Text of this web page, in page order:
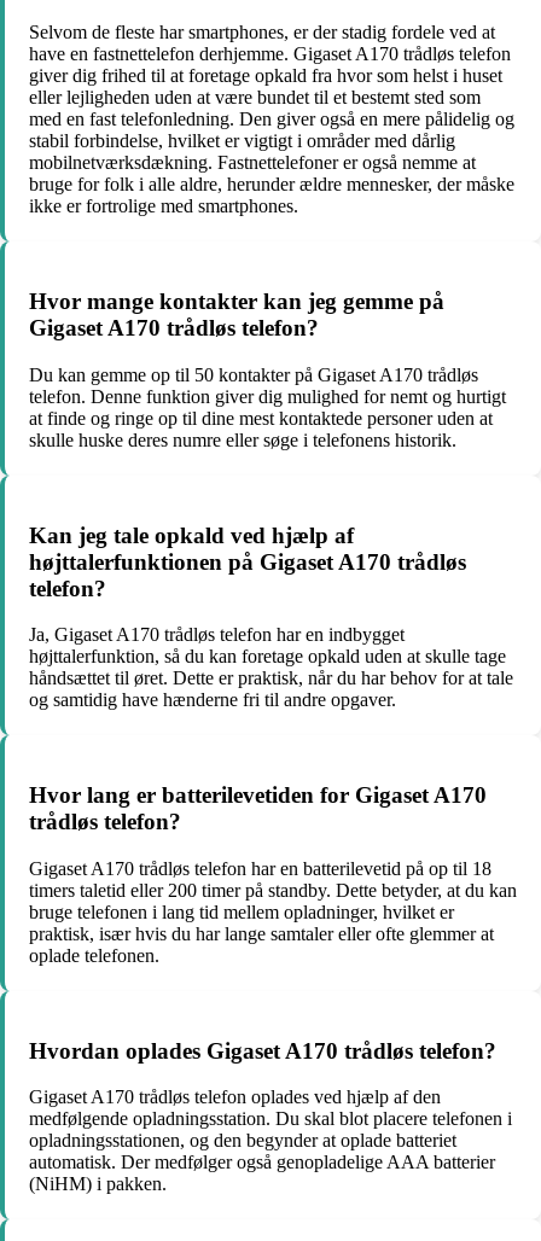
Selvom de fleste har smartphones, er der stadig fordele ved at
have en fastnettelefon derhjemme. Gigaset A170 trådløs telefon
giver dig frihed til at foretage opkald fra hvor som helst i huset
eller lejligheden uden at være bundet til et bestemt sted som
med en fast telefonledning. Den giver også en mere pålidelig og
stabil forbindelse, hvilket er vigtigt i områder med dårlig
mobilnetværksdækning. Fastnettelefoner er også nemme at
bruge for folk i alle aldre, herunder ældre mennesker, der måske
ikke er fortrolige med smartphones.
Hvor mange kontakter kan jeg gemme på
Gigaset A170 trådløs telefon?
Du kan gemme op til 50 kontakter på Gigaset A170 trådløs
telefon. Denne funktion giver dig mulighed for nemt og hurtigt
at finde og ringe op til dine mest kontaktede personer uden at
skulle huske deres numre eller søge i telefonens historik.
Kan jeg tale opkald ved hjælp af
højttalerfunktionen på Gigaset A170 trådløs
telefon?
Ja, Gigaset A170 trådløs telefon har en indbygget
højttalerfunktion, så du kan foretage opkald uden at skulle tage
håndsættet til øret. Dette er praktisk, når du har behov for at tale
og samtidig have hænderne fri til andre opgaver.
Hvor lang er batterilevetiden for Gigaset A170
trådløs telefon?
Gigaset A170 trådløs telefon har en batterilevetid på op til 18
timers taletid eller 200 timer på standby. Dette betyder, at du kan
bruge telefonen i lang tid mellem opladninger, hvilket er
praktisk, især hvis du har lange samtaler eller ofte glemmer at
oplade telefonen.
Hvordan oplades Gigaset A170 trådløs telefon?
Gigaset A170 trådløs telefon oplades ved hjælp af den
medfølgende opladningsstation. Du skal blot placere telefonen i
opladningsstationen, og den begynder at oplade batteriet
automatisk. Der medfølger også genopladelige AAA batterier
(NiHM) i pakken.